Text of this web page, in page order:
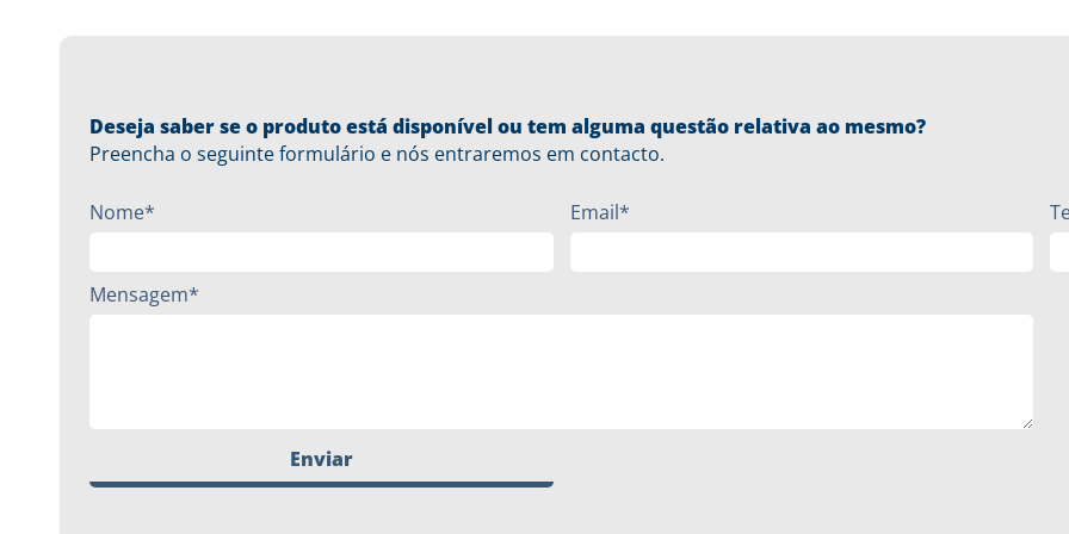
Deseja saber se o produto está disponível ou tem alguma questão relativa ao mesmo?
Preencha o seguinte formulário e nós entraremos em contacto.
Nome* Email*
Mensagem*
Enviar